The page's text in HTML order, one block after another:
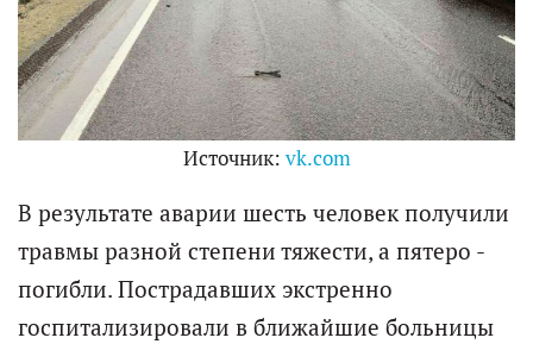
Источник: vk.com
В результате аварии шесть человек получили
травмы разной степени тяжести, а пятеро -
погибли. Пострадавших экстренно
госпитализировали в ближайшие больницы